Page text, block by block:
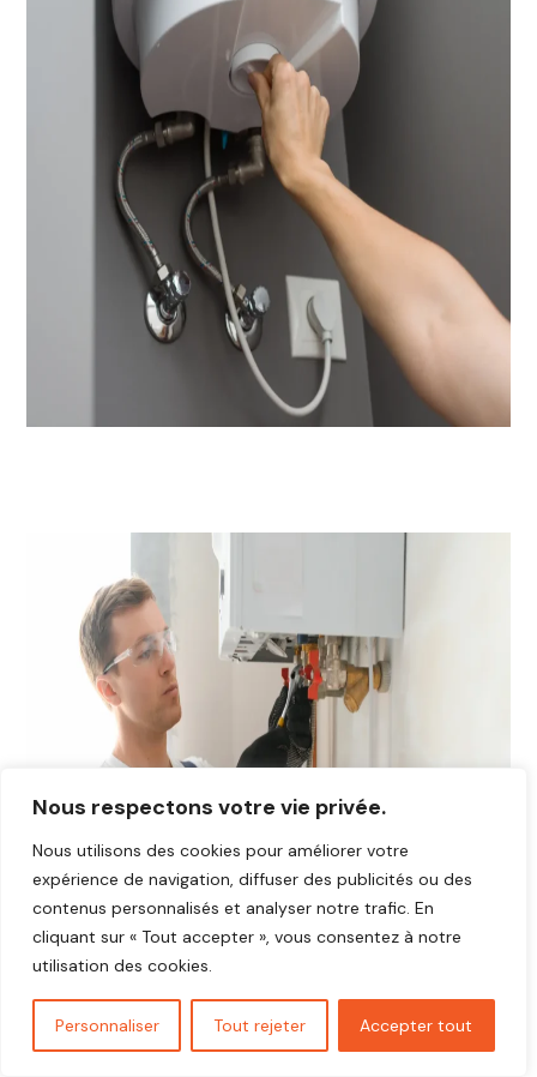
Nous respectons votre vie privée.
Nous utilisons des cookies pour améliorer votre
expérience de navigation, diffuser des publicités ou des
contenus personnalisés et analyser notre trafic. En
cliquant sur « Tout accepter », vous consentez à notre
utilisation des cookies.
Personnaliser Tout rejeter Accepter tout
Avis plombier La Heunière 27950